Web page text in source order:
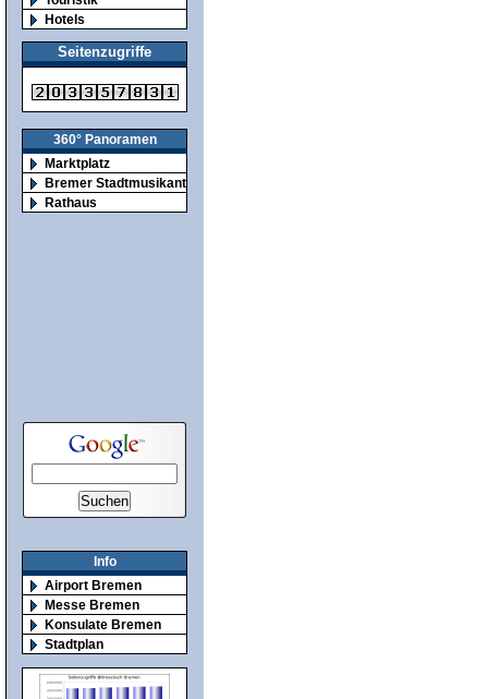
Hotels
Seitenzugriffe
360° Panoramen
Marktplatz
Bremer Stadtmusikanten
Rathaus
Info
Airport Bremen
Messe Bremen
Konsulate Bremen
Stadtplan